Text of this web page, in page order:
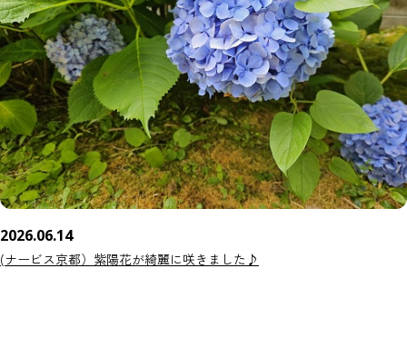
2026.06.14
(ナービス京都）紫陽花が綺麗に咲きました♪